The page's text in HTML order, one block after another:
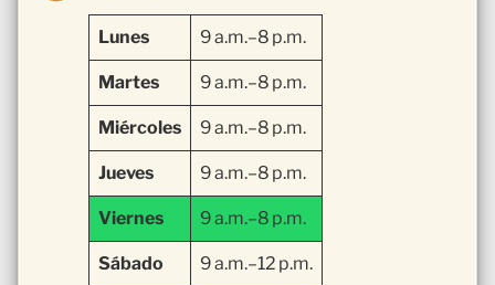
Lunes 9 a.m.–8 p.m.
Martes 9 a.m.–8 p.m.
Miércoles 9 a.m.–8 p.m.
Jueves 9 a.m.–8 p.m.
Viernes 9 a.m.–8 p.m.
Sábado 9 a.m.–12 p.m.